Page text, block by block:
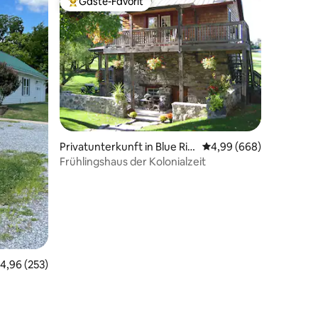
Bewertungen
Bewertung: 4,96 von 5, 253 Bewertungen
4,96 (253)
Beliebter Gäste-Favorit.
Privatunterkunft in Blue Rid
ge Summit
Durchschnittliche
4,99 (668)
Frühlingshaus der Kolonialzeit